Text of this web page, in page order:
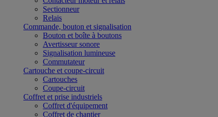
Sectionneur
Relais
Commande, bouton et signalisation
Bouton et boîte à boutons
Avertisseur sonore
Signalisation lumineuse
Commutateur
Cartouche et coupe-circuit
Cartouches
Coupe-circuit
Coffret et prise industriels
Coffret d'équipement
Coffret de chantier